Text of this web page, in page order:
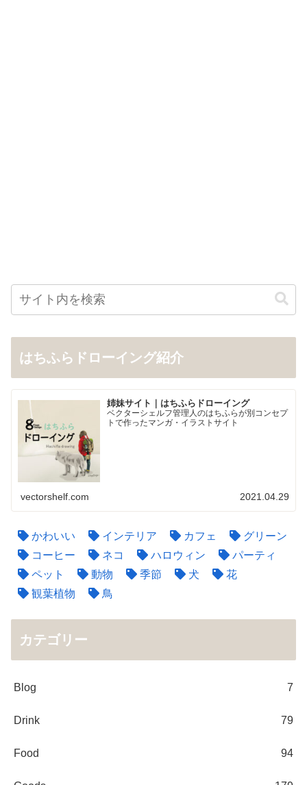
はちふらドローイング紹介
姉妹サイト｜はちふらドローイング
ベクターシェルフ管理人のはちふらが別コンセプ
トで作ったマンガ・イラストサイト
vectorshelf.com 2021.04.29
かわいい インテリア カフェ
グリーン
コーヒー
ネコ ハロウィン
パーティ
ペット
動物 季節 犬
花
観葉植物
鳥
カテゴリー
Blog 7
Drink 79
Food 94